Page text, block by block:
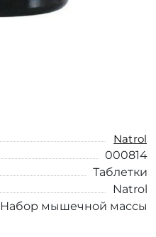
Natrol
000814
Таблетки
Natrol
Набор мышечной массы